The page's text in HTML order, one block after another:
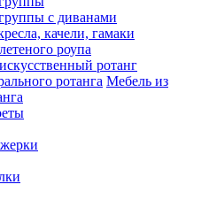
с диванами
качели, гамаки
роупа
ротанг
Мебель из